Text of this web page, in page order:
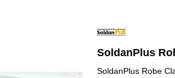
SoldanPlus
SoldanPlus Robe